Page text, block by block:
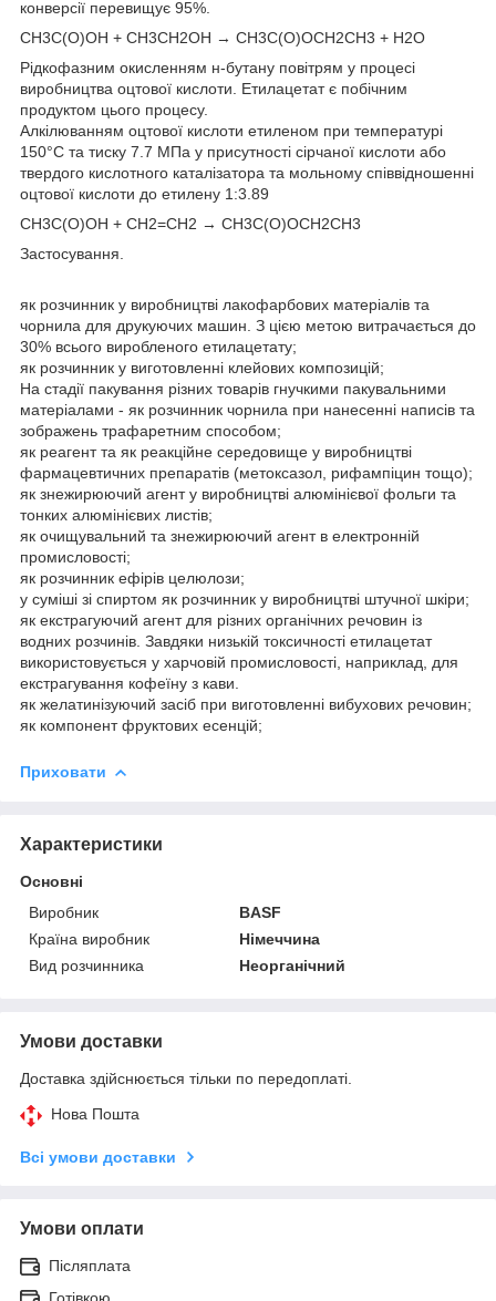
конверсії перевищує 95%.
CH3C(O)OH + CH3CH2OH → CH3C(O)OCH2CH3 + H2O
Рідкофазним окисленням н-бутану повітрям у процесі
виробництва оцтової кислоти. Етилацетат є побічним
продуктом цього процесу.
Алкілюванням оцтової кислоти етиленом при температурі
150°C та тиску 7.7 МПа у присутності сірчаної кислоти або
твердого кислотного каталізатора та мольному співвідношенні
оцтової кислоти до етилену 1:3.89
CH3C(O)OH + CH2=CH2 → CH3C(O)OCH2CH3
Застосування.
як розчинник у виробництві лакофарбових матеріалів та
чорнила для друкуючих машин. З цією метою витрачається до
30% всього виробленого етилацетату;
як розчинник у виготовленні клейових композицій;
На стадії пакування різних товарів гнучкими пакувальними
матеріалами - як розчинник чорнила при нанесенні написів та
зображень трафаретним способом;
як реагент та як реакційне середовище у виробництві
фармацевтичних препаратів (метоксазол, рифампіцин тощо);
як знежирюючий агент у виробництві алюмінієвої фольги та
тонких алюмінієвих листів;
як очищувальний та знежирюючий агент в електронній
промисловості;
як розчинник ефірів целюлози;
у суміші зі спиртом як розчинник у виробництві штучної шкіри;
як екстрагуючий агент для різних органічних речовин із
водних розчинів. Завдяки низькій токсичності етилацетат
використовується у харчовій промисловості, наприклад, для
екстрагування кофеїну з кави.
як желатинізуючий засіб при виготовленні вибухових речовин;
як компонент фруктових есенцій;
Приховати
Характеристики
Основні
Виробник
BASF
Країна виробник
Німеччина
Вид розчинника
Неорганічний
Умови доставки
Доставка здійснюється тільки по передоплаті.
Нова Пошта
Всі умови доставки
Умови оплати
Післяплата
Готівкою